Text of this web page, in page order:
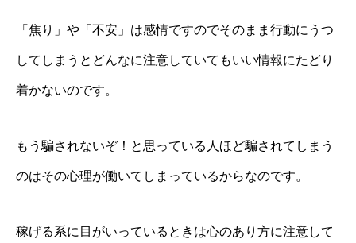
「焦り」や「不安」は感情ですのでそのまま行動にうつ
してしまうとどんなに注意していてもいい情報にたどり
着かないのです。
もう騙されないぞ！と思っている人ほど騙されてしまう
のはその心理が働いてしまっているからなのです。
稼げる系に目がいっているときは心のあり方に注意して